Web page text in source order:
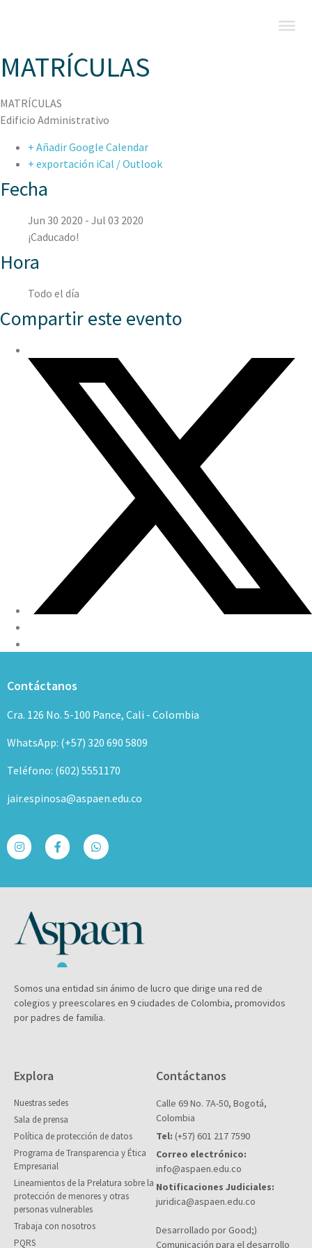
MATRÍCULAS
MATRÍCULAS
Edificio Administrativo
+ Añadir Google Calendar
+ exportación iCal / Outlook
Fecha
Jun 30 2020 - Jul 03 2020
¡Caducado!
Hora
Todo el día
Compartir este evento
Contáctanos
Cra. 126 No. 5-100 Pance, Cali - Colombia
WhatsApp: (+57) 320 690 5809
Teléfono: (602) 5551170
jair.espinosa@aspaen.edu.co
Somos una entidad sin ánimo de lucro que dirige una red de
colegios y preescolares en 9 ciudades de Colombia, promovidos
por padres de familia.
Explora
Nuestras sedes
Sala de prensa
Política de protección de datos
Programa de Transparencia y Ética
Empresarial
Lineamientos de la Prelatura sobre la
protección de menores y otras
personas vulnerables
Trabaja con nosotros
PQRS
Contáctanos
Calle 69 No. 7A-50, Bogotá,
Colombia
Tel: (+57) 601 217 7590
Correo electrónico:
info@aspaen.edu.co
Notificaciones Judiciales:
juridica@aspaen.edu.co
Desarrollado por Good;)
Comunicación para el desarrollo